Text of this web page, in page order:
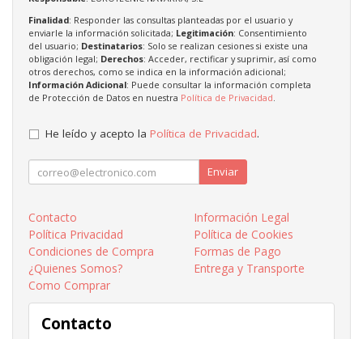
Finalidad: Responder las consultas planteadas por el usuario y
enviarle la información solicitada; Legitimación: Consentimiento
del usuario; Destinatarios: Solo se realizan cesiones si existe una
obligación legal; Derechos: Acceder, rectificar y suprimir, así como
otros derechos, como se indica en la información adicional;
Información Adicional: Puede consultar la información completa
de Protección de Datos en nuestra Política de Privacidad
He leído y acepto la Política de Privacidad.
Enviar
Contacto
Información Legal
Política Privacidad
Política de Cookies
Condiciones de Compra
Formas de Pago
¿Quienes Somos?
Entrega y Transporte
Como Comprar
Contacto